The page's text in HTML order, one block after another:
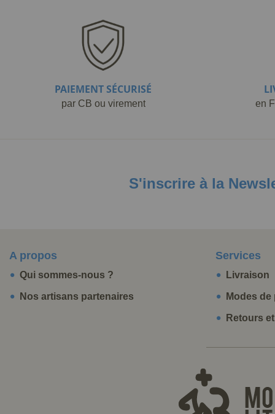
PAIEMENT SÉCURISÉ
par CB ou virement en
S'inscrire à la
A propos
Qui sommes-nous ?
Nos artisans partenaires
Services
Livraison
Modes de
Retours